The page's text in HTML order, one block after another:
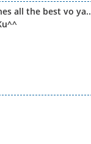
all the best vo ya..